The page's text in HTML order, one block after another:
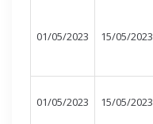
01/05/2023 15/05/2023
01/05/2023 15/05/2023